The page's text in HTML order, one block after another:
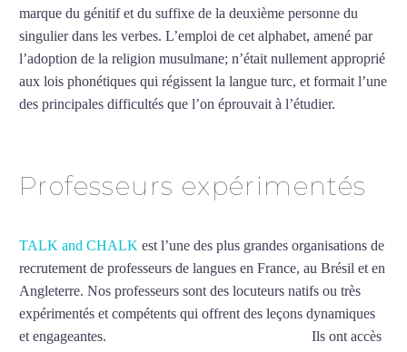
marque du génitif et du suffixe de la deuxième personne du
singulier dans les verbes. L’emploi de cet alphabet, amené par
l’adoption de la religion musulmane; n’était nullement approprié
aux lois phonétiques qui régissent la langue turc, et formait l’une
des principales difficultés que l’on éprouvait à l’étudier.
Professeurs expérimentés
TALK and CHALK est l’une des plus grandes organisations de
recrutement de professeurs de langues en France, au Brésil et en
Angleterre. Nos professeurs sont des locuteurs natifs ou très
expérimentés et compétents qui offrent des leçons dynamiques
et engageantes.
Ils ont accès